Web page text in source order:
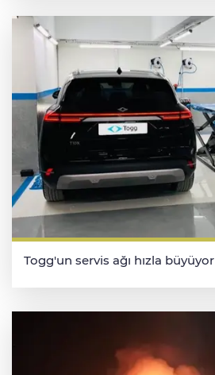
Togg'un servis ağı hızla büyüyor